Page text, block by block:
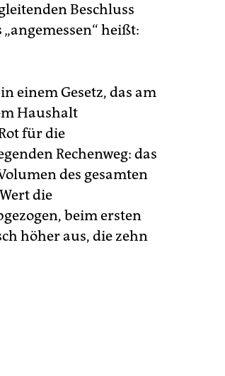
Beschluss
heißt:
einem Gesetz, das am
Haushalt
für die
Rechenweg: das
des gesamten
die
beim ersten
höher aus, die zehn